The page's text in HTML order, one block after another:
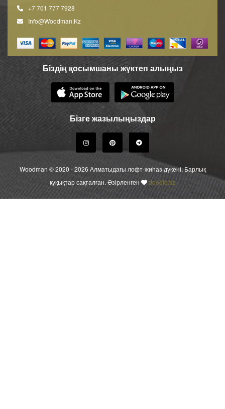
+7 701 777 7928
Info@woodman.kz
Біздің қосымшаны жүктеп алыңыз
Бізге жазылыңыздар
Woodman © 2020 - 2026 Алматыдағы лофт-жиһаз дүкені. Барлық
құқықтар сақталған. Әзірленген
doodle.kz